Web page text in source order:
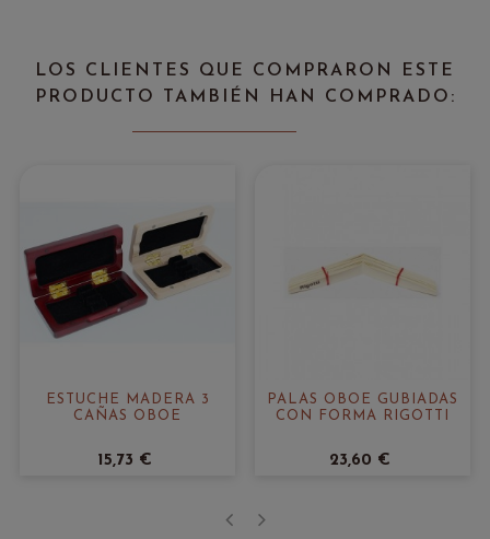
LOS CLIENTES QUE COMPRARON ESTE
PRODUCTO TAMBIÉN HAN COMPRADO:
ESTUCHE MADERA 3
CAÑAS OBOE
15,73 €
PALAS OBOE GUBIADAS
CON FORMA RIGOTTI
23,60 €